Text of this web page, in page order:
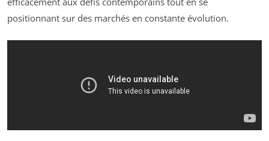
positionnant sur des marchés en constante évolution.